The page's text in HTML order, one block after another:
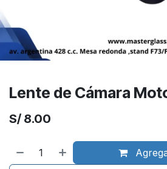
Lente de Cámara
S/ 8.00